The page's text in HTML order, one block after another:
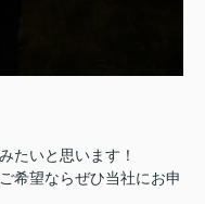
たいと思います！
希望ならぜひ当社にお申